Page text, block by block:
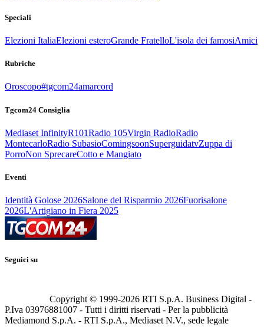
Speciali
Elezioni ItaliaElezioni esteroGrande FratelloL'isola dei famosiAmici
Rubriche
Oroscopo#tgcom24amarcord
Tgcom24 Consiglia
Mediaset InfinityR101Radio 105Virgin RadioRadio
MontecarloRadio SubasioComingsoonSuperguidatvZuppa di
PorroNon SprecareCotto e Mangiato
Eventi
Identità Golose 2026Salone del Risparmio 2026Fuorisalone
2026L'Artigiano in Fiera 2025
Seguici su
Copyright © 1999-2026 RTI S.p.A. Business Digital -
P.Iva 03976881007 - Tutti i diritti riservati - Per la pubblicità
Mediamond S.p.A. - RTI S.p.A., Mediaset N.V., sede legale